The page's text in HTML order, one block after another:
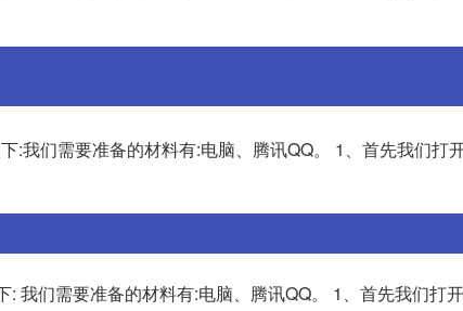
:我们需要准备的材料有:电脑、腾讯QQ。 1、首先我们打
我们需要准备的材料有:电脑、腾讯QQ。 1、首先我们打